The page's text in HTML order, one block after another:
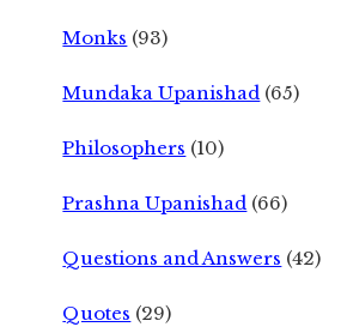
Monks (93)
Mundaka Upanishad (65)
Philosophers (10)
Prashna Upanishad (66)
Questions and Answers (42)
Quotes (29)